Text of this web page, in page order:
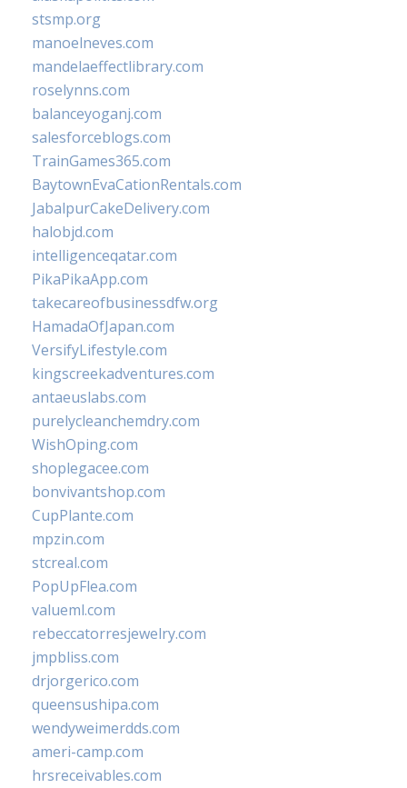
stsmp.org
manoelneves.com
mandelaeffectlibrary.com
roselynns.com
balanceyoganj.com
salesforceblogs.com
TrainGames365.com
BaytownEvaCationRentals.com
JabalpurCakeDelivery.com
halobjd.com
intelligenceqatar.com
PikaPikaApp.com
takecareofbusinessdfw.org
HamadaOfJapan.com
VersifyLifestyle.com
kingscreekadventures.com
antaeuslabs.com
purelycleanchemdry.com
WishOping.com
shoplegacee.com
bonvivantshop.com
CupPlante.com
mpzin.com
stcreal.com
PopUpFlea.com
valueml.com
rebeccatorresjewelry.com
jmpbliss.com
drjorgerico.com
queensushipa.com
wendyweimerdds.com
ameri-camp.com
hrsreceivables.com